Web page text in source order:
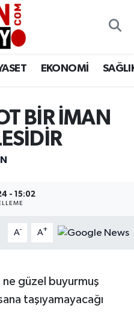
EKONOMİ
BİR İMAN
- 15:02
A- A+
ne güzel buyurmuş
taşıyamayacağı